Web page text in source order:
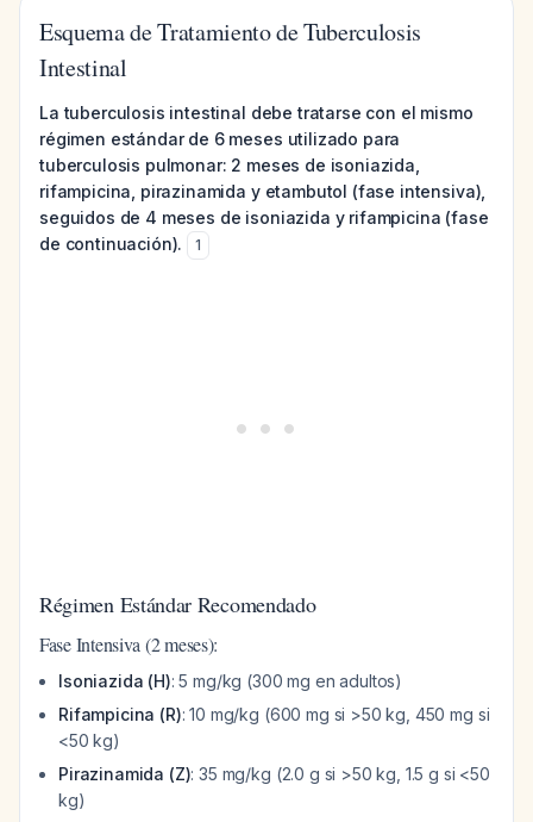
Esquema de Tratamiento de Tuberculosis
Intestinal
La tuberculosis intestinal debe tratarse con el mismo
régimen estándar de 6 meses utilizado para
tuberculosis pulmonar: 2 meses de isoniazida,
rifampicina, pirazinamida y etambutol (fase intensiva),
seguidos de 4 meses de isoniazida y rifampicina (fase
de continuación).
1
Régimen Estándar Recomendado
Fase Intensiva (2 meses):
Isoniazida (H): 5 mg/kg (300 mg en adultos)
Rifampicina (R): 10 mg/kg (600 mg si >50 kg, 450 mg si
<50 kg)
Pirazinamida (Z): 35 mg/kg (2.0 g si >50 kg, 1.5 g si <50
kg)